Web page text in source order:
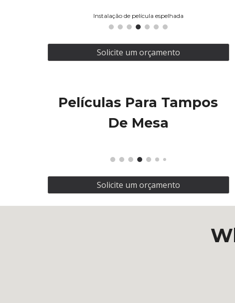
Instalação de película espelhada
Solicite um orçamento
Películas Para Tampos
De Mesa
Solicite um orçamento